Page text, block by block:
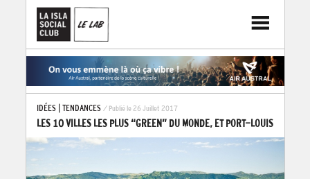
IDÉES| TENDANCES / Publié le 26 Juillet 2017
LES 10 VILLES LES PLUS “GREEN” DU MONDE, ET PORT-LOUIS